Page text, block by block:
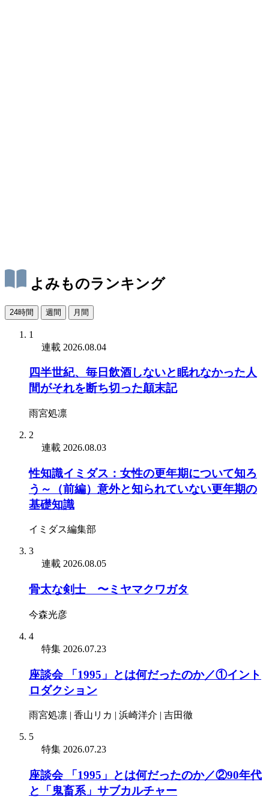
よみものランキング
24時間 週間 月間
1
連載 2026.08.04
四半世紀、毎日飲酒しないと眠れなかった人
間がそれを断ち切った顛末記
雨宮処凛
2
連載 2026.08.03
性知識イミダス：女性の更年期について知ろ
う～（前編）意外と知られていない更年期の
基礎知識
イミダス編集部
3
連載 2026.08.05
骨太な剣士 〜ミヤマクワガタ
今森光彦
4
特集 2026.07.23
座談会 「1995」とは何だったのか／①イント
ロダクション
雨宮処凛 | 香山リカ | 浜崎洋介 | 吉田徹
5
特集 2026.07.23
座談会 「1995」とは何だったのか／②90年代
と「鬼畜系」サブカルチャー